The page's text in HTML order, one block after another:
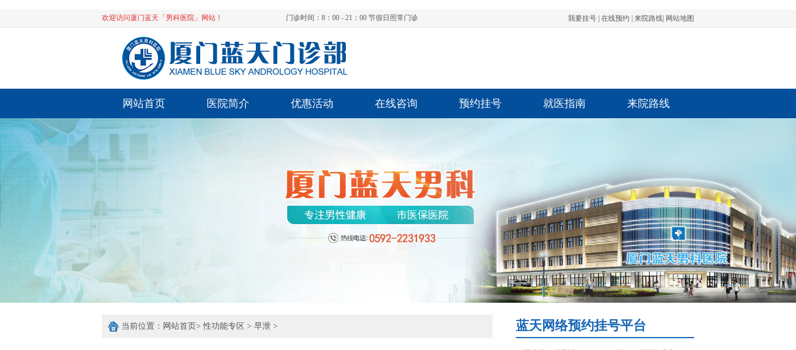
欢迎访问厦门蓝天「男科医院」网站！ 门诊时间：8：00 - 21：00 节假日照常门诊 我要挂号 在线预约 来院路线 网站地图
网站首页 医院简介 优惠活动 在线咨询 预约挂号 就医指南 来院路线
当前位置： 网站首页>性功能专区 > 早泄 > 蓝天网络预约挂号平台
陈先生 前列腺 1801****1532 3分钟前成功
陈先生 阳痿 1801****1532 3分钟前成功
林先生 包皮 1383****1857 20分钟前成功
孙先生 早泄 1523****1457 15分钟前成功
覃先生 尿道炎 1375****7195 12分钟前成功